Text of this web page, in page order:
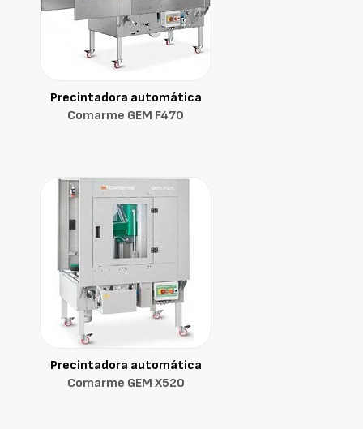
Precintadora automática
Comarme GEM F470
Precintadora automática
Comarme GEM X520